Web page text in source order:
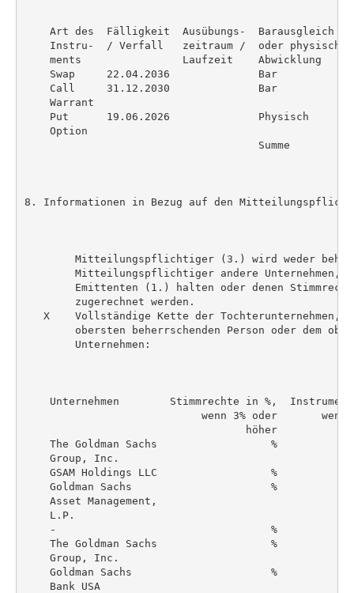
Art des  Fälligkeit  Ausübungs-  Barausgleich
Instru-  / Verfall   zeitraum /  oder physische
ments                Laufzeit    Abwicklung
Swap     22.04.2036              Bar
Call     31.12.2030              Bar
    Warrant
Put      19.06.2026              Physisch
    Option
Summe
8. Informationen in Bezug auf den
Mitteilungspflichtiger (3.) wird weder
Mitteilungspflichtiger andere Unternehmen,
Emittenten (1.) halten oder denen
        zugerechnet werden.
X    Vollständige Kette der Tochterunternehmen,
obersten beherrschenden Person oder dem
        Unternehmen:
Unternehmen        Stimmrechte in %,
wenn 3% oder       wenn
höher
The Goldman Sachs                  %
    Group, Inc.
GSAM Holdings LLC                  %
Goldman Sachs                      %
    Asset Management,
    L.P.
-                                  %
The Goldman Sachs                  %
    Group, Inc.
Goldman Sachs                      %
    Bank USA